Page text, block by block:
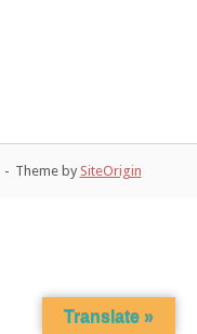
Theme by SiteOrigin
Translate »